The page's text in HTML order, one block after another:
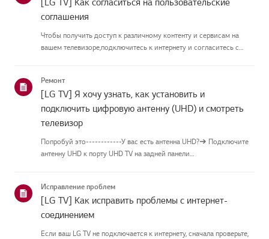
соглашения
Чтобы получить доступ к различному контенту и сервисам на
вашем телевизоре,подключитесь к интернету и согласитесь с
вашеготелевизора и ...
Ремонт
[LG TV] Я хочу узнать, как установить и
подключить цифровую антенну (UHD) и смотреть
телевизор
Попробуй это------------У вас есть антенна UHD?➔ Подключите
антенну UHD к порту UHD TV на задней панели
принимать UHD-сигн...
Исправление проблем
[LG TV] Как исправить проблемы с интернет-
соединением
Если ваш LG TV не подключается к интернету, сначала проверьте,